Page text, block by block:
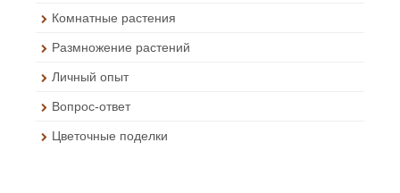
Комнатные растения
Размножение растений
Личный опыт
Вопрос-ответ
Цветочные поделки